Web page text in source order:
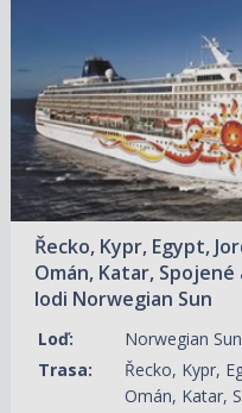
Řecko, Kypr, Egypt,
Omán, Katar,
lodi Norwegian Sun
Loď:
Norwegian Sun
Trasa:
Řecko, Kypr,
Omán, Katar,